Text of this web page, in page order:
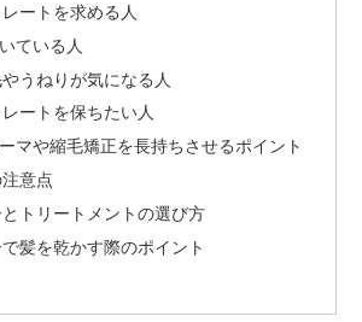
ートを求める人
ている人
うねりが気になる人
ートを保ちたい人
マや縮毛矯正を長持ちさせるポイント
意点
トリートメントの選び方
で髪を乾かす際のポイント